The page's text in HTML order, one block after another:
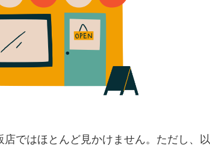
ではほとんど見かけません。ただし、以